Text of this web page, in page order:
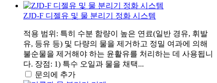
ZJD-F 디젤유 및 물 분리기 정화 시스템
적용 범위: 특히 수분 함량이 높은 연료(일반 경유, 휘발
유, 등유 등) 및 다량의 물을 제거하고 정밀 여과에 의해
불순물을 제거해야 하는 윤활유를 처리하는 데 사용됩니
다. 장점: 1) 특수 오일과 물을 채택...
문의에 추가